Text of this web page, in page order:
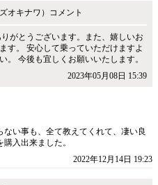
キナワ）コメント
がとうございます。また、嬉しいお
す。 安心して乗っていただけますよ
。 今後も宜しくお願いいたします。
2023年05月08日 15:39
い事も、全て教えてくれて、凄い良
入出来ました。
2022年12月14日 19:23